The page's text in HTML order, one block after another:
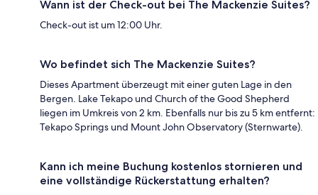
Wann ist der Check-out bei The Mackenzie Suites?
Check-out ist um 12:00 Uhr.
Wo befindet sich The Mackenzie Suites?
Dieses Apartment überzeugt mit einer guten Lage in den
Bergen. Lake Tekapo und Church of the Good Shepherd
liegen im Umkreis von 2 km. Ebenfalls nur bis zu 5 km entfernt:
Tekapo Springs und Mount John Observatory (Sternwarte).
Kann ich meine Buchung kostenlos stornieren und
eine vollständige Rückerstattung erhalten?